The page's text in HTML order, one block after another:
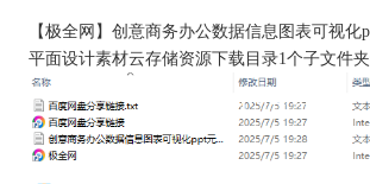
【极全网 】创意商务办公数据信息图表可视化
平面设计素材云存储资源下载目录1个子文件